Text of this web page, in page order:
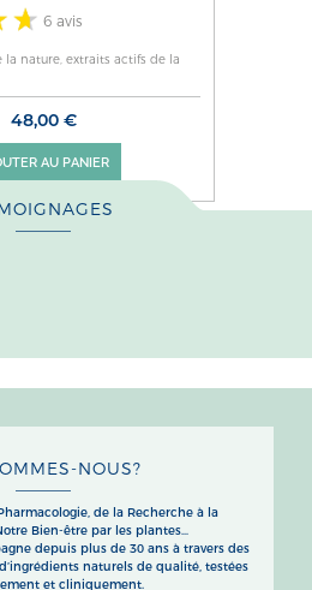
6 avis
la nature, extraits actifs de la
48,00 €
AU PANIER
NOUS?
de la Recherche à la
Bien-être par les plantes…
depuis plus de 30 ans à travers des
naturels de qualité, testées
et cliniquement.